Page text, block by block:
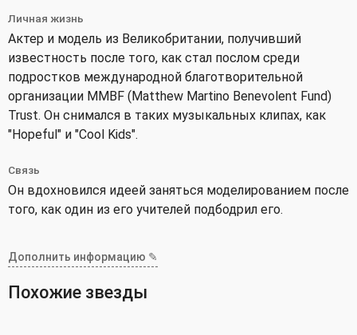
Личная жизнь
Актер и модель из Великобритании, получивший
известность после того, как стал послом среди
подростков международной благотворительной
организации MMBF (Matthew Martino Benevolent Fund)
Trust. Он снимался в таких музыкальных клипах, как
"Hopeful" и "Cool Kids".
Связь
Он вдохновился идеей заняться моделированием после
того, как один из его учителей подбодрил его.
Дополнить информацию ✎
Похожие звезды